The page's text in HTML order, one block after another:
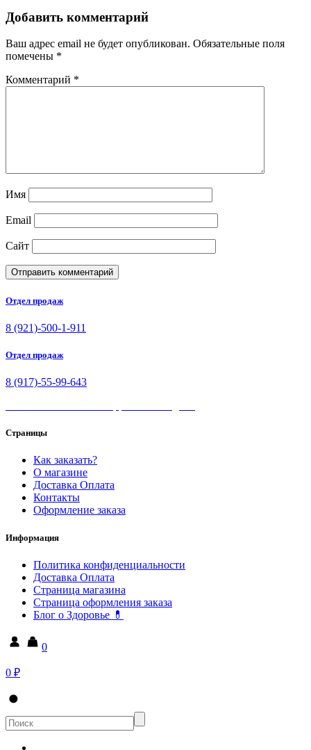
Добавить комментарий
Ваш адрес email не будет опубликован. Обязательные поля
помечены *
Комментарий *
Имя
Email
Сайт
Отдел продаж
8 (921)-500-1-911
Отдел продаж
8 (917)-55-99-643
Страницы
Как заказать?
О магазине
Доставка Оплата
Контакты
Оформление заказа
Информация
Политика конфиденциальности
Доставка Оплата
Страница магазина
Страница оформления заказа
Блог о Здоровье 💊
0
0 ₽